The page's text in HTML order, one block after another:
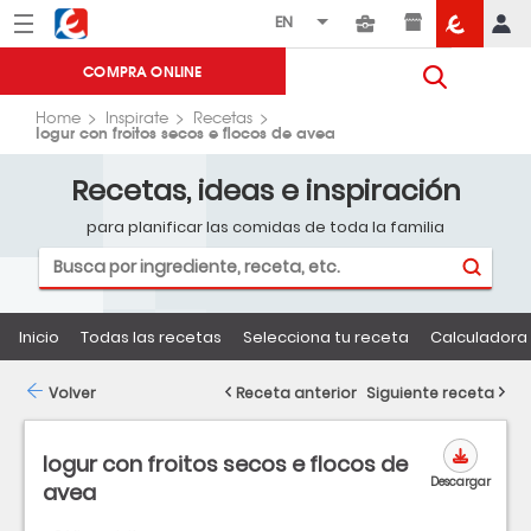
Menú Eroski
COMPRA ONLINE
Home Inspirate Recetas
Iogur con froitos secos e flocos de avea
Recetas, ideas e inspiración
para planificar las comidas de toda la familia
Inicio Todas las recetas Selecciona tu receta
Iogur con froitos secos e flocos de
avea
Descargar
Volver Receta anterior Siguiente receta